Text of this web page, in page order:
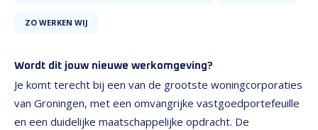
ZO WERKEN WIJ
Wordt dit jouw nieuwe werkomgeving?
Je komt terecht bij een van de grootste woningcorporaties
van Groningen, met een omvangrijke vastgoedportefeuille
en een duidelijke maatschappelijke opdracht. De